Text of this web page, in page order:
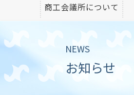
商工会議所について
NEWS
お知らせ